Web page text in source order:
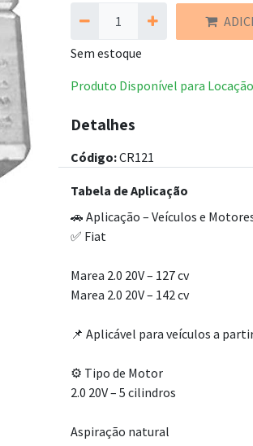
Sem estoque
Produto Disponível para
Detalhes
Código:CR121
Tabela de Aplicação
🚗 Aplicação – Veículos e
✅ Fiat
Marea 2.0 20V – 127 cv
Marea 2.0 20V – 142 cv
📌 Aplicável para veículos a
⚙️ Tipo de Motor
2.0 20V – 5 cilindros
Aspiração natural